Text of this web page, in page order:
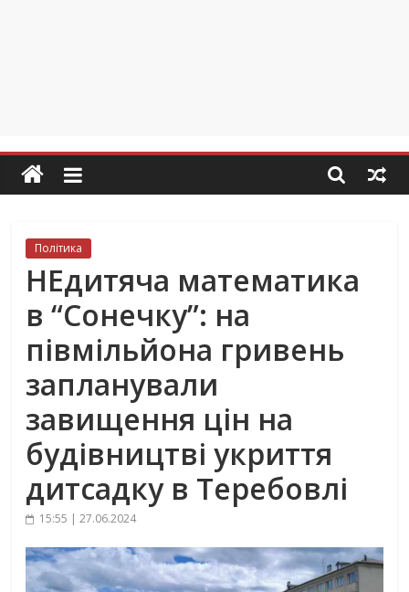
Політика
НЕдитяча математика
в “Сонечку”: на
півмільйона гривень
запланували
завищення цін на
будівництві укриття
дитсадку в Теребовлі
15:55 | 27.06.2024